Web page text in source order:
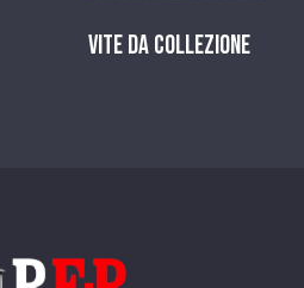
Vite da Collezione